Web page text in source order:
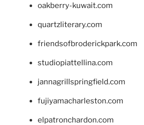
oakberry-kuwait.com
quartzliterary.com
friendsofbroderickpark.com
studiopiattellina.com
jannagrillspringfield.com
fujiyamacharleston.com
elpatronchardon.com